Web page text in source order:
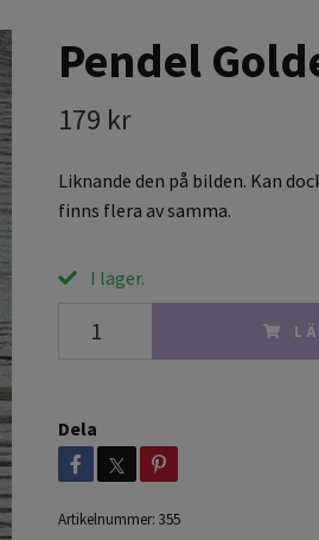
Pendel
179 kr
Liknande den på bilden. Kan
finns flera av samma.
I lager.
Dela
Artikelnummer: 355